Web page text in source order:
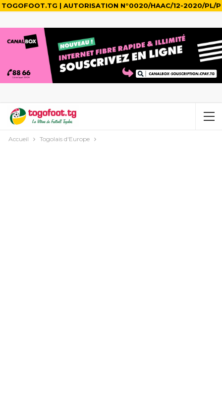
TOGOFOOT.TG | AUTORISATION N°0020/HAAC/12-2020/PL/P
Accueil Togolais d'Europe